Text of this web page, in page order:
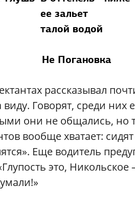
ее зальет
талой водой
Не Погановка
рассказывал
виду. Говорят, среди
они не общались, но
вообще хватает:
Еще водитель
это,